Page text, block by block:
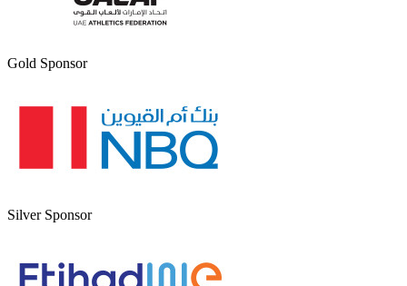
Gold Sponsor
Silver Sponsor